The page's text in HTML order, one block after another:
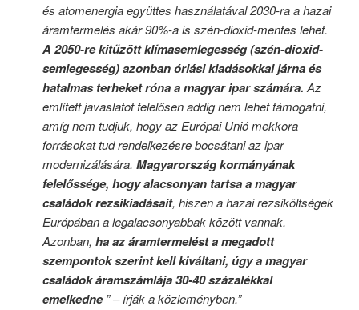
és atomenergia együttes használatával 2030-ra a hazai
áramtermelés akár 90%-a is szén-dioxid-mentes lehet.
A 2050-re kitűzött klímasemlegesség (szén-dioxid-
semlegesség) azonban óriási kiadásokkal járna és
hatalmas terheket róna a magyar ipar számára. Az
említett javaslatot felelősen addig nem lehet támogatni,
amíg nem tudjuk, hogy az Európai Unió mekkora
forrásokat tud rendelkezésre bocsátani az ipar
modernizálására. Magyarország kormányának
felelőssége, hogy alacsonyan tartsa a magyar
családok rezsikiadásait, hiszen a hazai rezsiköltségek
Európában a legalacsonyabbak között vannak.
Azonban, ha az áramtermelést a megadott
szempontok szerint kell kiváltani, úgy a magyar
családok áramszámlája 30-40 százalékkal
emelkedne” – írják a közleményben.”